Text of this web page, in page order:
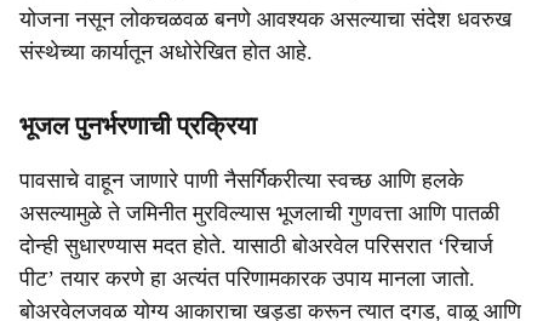
योजना नसून लोकचळवळ बनणे आवश्यक असल्याचा संदेश धवरुख
संस्थेच्या कार्यातून अधोरेखित होत आहे.
भूजल पुनर्भरणाची प्रक्रिया
पावसाचे वाहून जाणारे पाणी नैसर्गिकरीत्या स्वच्छ आणि हलके
असल्यामुळे ते जमिनीत मुरविल्यास भूजलाची गुणवत्ता आणि पातळी
दोन्ही सुधारण्यास मदत होते. यासाठी बोअरवेल परिसरात ‘रिचार्ज
पीट’ तयार करणे हा अत्यंत परिणामकारक उपाय मानला जातो.
बोअरवेलजवळ योग्य आकाराचा खड्डा करून त्यात दगड, वाळू आणि